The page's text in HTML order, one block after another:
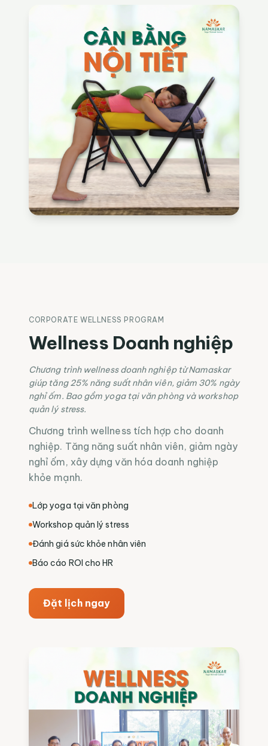
CORPORATE WELLNESS PROGRAM
Wellness Doanh nghiệp
Chương trình wellness doanh nghiệp từ Namaskar
giúp tăng 25% năng suất nhân viên, giảm 30% ngày
nghỉ ốm. Bao gồm yoga tại văn phòng và workshop
quản lý stress.
Chương trình wellness tích hợp cho doanh
nghiệp. Tăng năng suất nhân viên, giảm ngày
nghỉ ốm, xây dựng văn hóa doanh nghiệp
khỏe mạnh.
Lớp yoga tại văn phòng
Workshop quản lý stress
Đánh giá sức khỏe nhân viên
Báo cáo ROI cho HR
Đặt lịch ngay